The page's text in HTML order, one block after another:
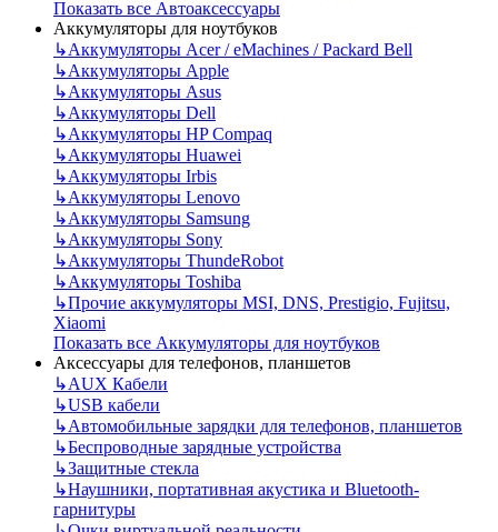
Показать все Автоаксессуары
Аккумуляторы для ноутбуков
↳Аккумуляторы Acer / eMachines / Packard Bell
↳Аккумуляторы Apple
↳Аккумуляторы Asus
↳Аккумуляторы Dell
↳Аккумуляторы HP Compaq
↳Аккумуляторы Huawei
↳Аккумуляторы Irbis
↳Аккумуляторы Lenovo
↳Аккумуляторы Samsung
↳Аккумуляторы Sony
↳Аккумуляторы ThundeRobot
↳Аккумуляторы Toshiba
↳Прочие аккумуляторы MSI, DNS, Prestigio, Fujitsu,
Xiaomi
Показать все Аккумуляторы для ноутбуков
Аксессуары для телефонов, планшетов
↳AUX Кабели
↳USB кабели
↳Автомобильные зарядки для телефонов, планшетов
↳Беспроводные зарядные устройства
↳Защитные стекла
↳Наушники, портативная акустика и Bluetooth-
гарнитуры